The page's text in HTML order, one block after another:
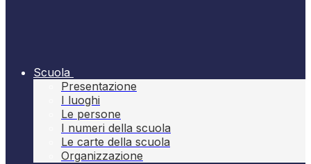
Scuola
Presentazione
I luoghi
Le persone
I numeri della scuola
Le carte della scuola
Organizzazione